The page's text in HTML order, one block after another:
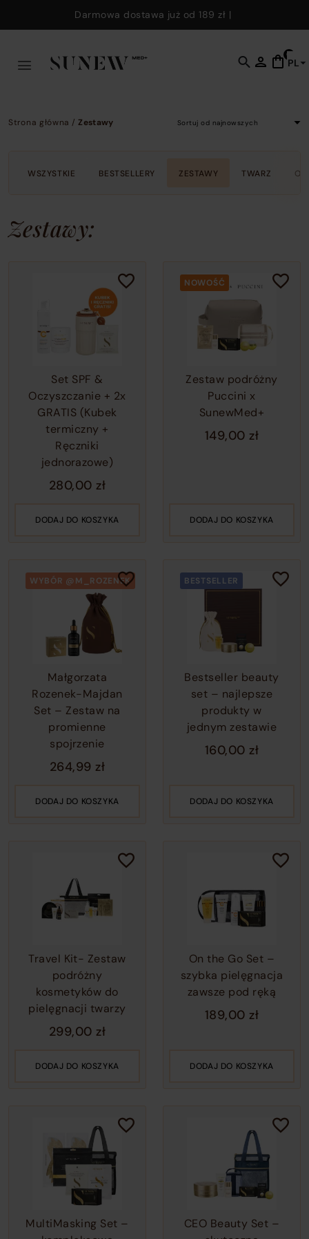
Darmowa dostawa już od 189 zł |
0
PL
Strona główna /Zestawy
WSZYSTKIE BESTSELLERY ZESTAWY TWARZ
Zestawy:
Set SPF &
Oczyszczanie + 2x
GRATIS (Kubek
termiczny +
Ręczniki
jednorazowe)
280,00 zł
DODAJ DO KOSZYKA
NOWOŚĆ
Zestaw podróżny
Puccini x
SunewMed+
149,00 zł
DODAJ DO KOSZYKA
WYBÓR @M_ROZENEK
Małgorzata
Rozenek-Majdan
Set – Zestaw na
promienne
spojrzenie
264,99 zł
DODAJ DO KOSZYKA
BESTSELLER
Bestseller beauty
set – najlepsze
produkty w
jednym zestawie
160,00 zł
DODAJ DO KOSZYKA
Travel Kit- Zestaw
podróżny
kosmetyków do
pielęgnacji twarzy
299,00 zł
DODAJ DO KOSZYKA
On the Go Set –
szybka pielęgnacja
zawsze pod ręką
189,00 zł
DODAJ DO KOSZYKA
MultiMasking Set –
CEO Beauty Set –